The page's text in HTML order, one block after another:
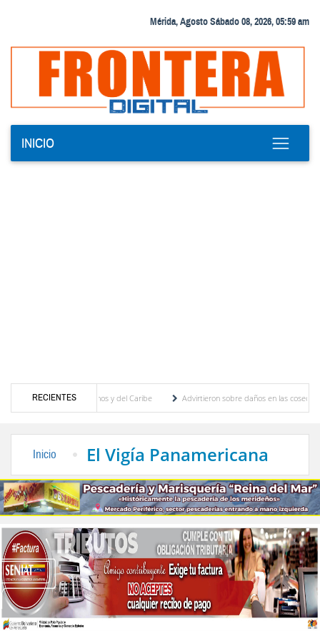
Mérida, Agosto Sábado 08, 2026, 05:59 am
INICIO
RECIENTES
Centroamericanos y del Caribe
Advirtieron sobre daños en las cosechas de
Inicio El Vigía Panamericana